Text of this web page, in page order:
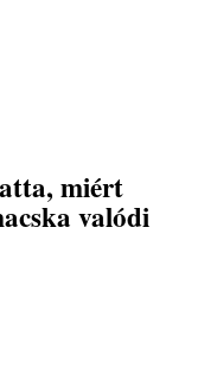
miért
valódi